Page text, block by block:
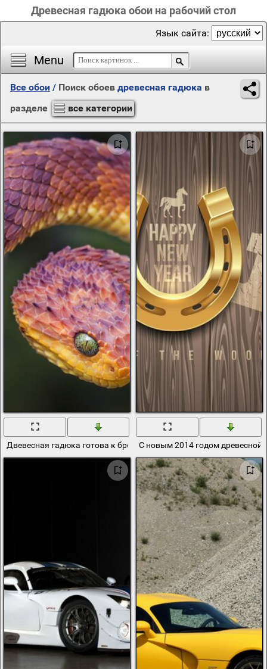
Древесная гадюка обои на рабочий стол
Menu
Язык сайта:
Все обои / Поиск обоев древесная гадюка в
разделе
все категории
Двевесная гадюка готова к броскуС новым 2014 годом древесной